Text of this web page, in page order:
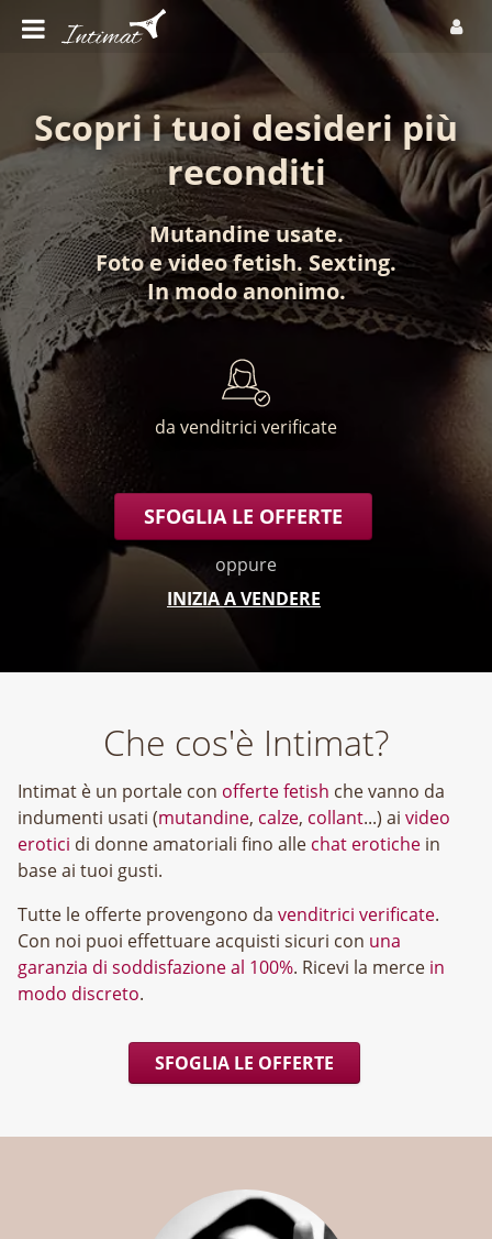
Scopri i tuoi desideri più
reconditi
Mutandine usate.
Fotoevideo fetish. Sexting.
In modo anonimo.
da venditrici verificate
SFOGLIA LE OFFERTE
oppure
INIZIA A VENDERE
Che cos'è Intimat?
Intimat è un portale con offerte fetish che vanno da
indumenti usati (mutandine, calze, collant...) ai video
erotici di donne amatoriali fino alle chat erotiche in
base ai tuoi gusti.
Tutte le offerte provengono da venditrici verificate.
Con noi puoi effettuare acquisti sicuri con una
garanzia di soddisfazione al 100%. Ricevi la merce in
modo discreto.
SFOGLIA LE OFFERTE